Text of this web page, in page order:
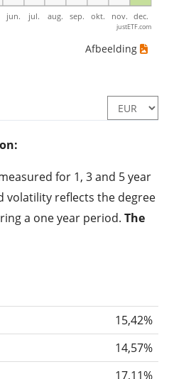
jun. jul. aug. sep. okt. nov. dec.
justETF.com
Afbeelding
for 1, 3 and 5 year
volatility reflects the degree
a one year period. The
more significantly the
volatility are generally
past 1, 3 and 5 years so
fluctuations for the ETF
over time.
15,42%
14,57%
17,11%